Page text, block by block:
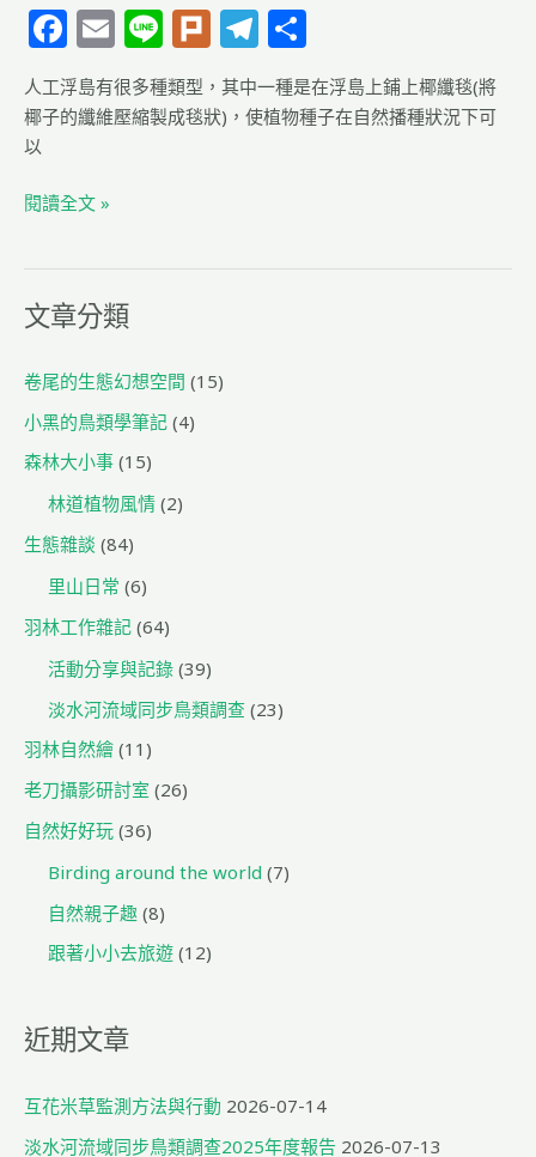
F
a
c
e
b
o
o
k
E
m
ai
l
Li
n
e
Pl
u
rk
T
el
e
g
享
人工浮島有很多種類型，其中一種是在浮島上鋪上椰纖毯(將
椰子的纖維壓縮製成毯狀)，使植物種子在自然播種狀況下可
以
閱讀全文 »
文章分類
卷尾的生態幻想空間 (15)
小黑的鳥類學筆記 (4)
森林大小事 (15)
林道植物風情 (2)
生態雜談 (84)
里山日常 (6)
羽林工作雜記 (64)
活動分享與記錄 (39)
淡水河流域同步鳥類調查 (23)
羽林自然繪 (11)
老刀攝影研討室 (26)
自然好好玩 (36)
Birding around the world (7)
自然親子趣 (8)
跟著小小去旅遊 (12)
近期文章
互花米草監測方法與行動 2026-07-14
淡水河流域同步鳥類調查2025年度報告 2026-07-13